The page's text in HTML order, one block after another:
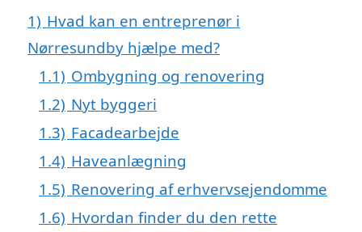
1) Hvad kan en entreprenør i
Nørresundby hjælpe med?
1.1) Ombygning og renovering
1.2) Nyt byggeri
1.3) Facadearbejde
1.4) Haveanlægning
1.5) Renovering af erhvervsejendomme
1.6) Hvordan finder du den rette